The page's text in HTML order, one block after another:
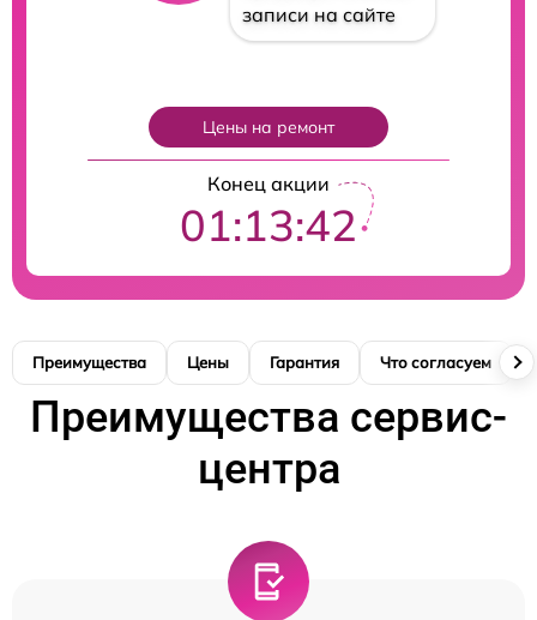
записи на сайте
Цены на ремонт
Конец акции
01:13:41
Преимущества Цены Гарантия Что согласуем
Преимущества сервис-
центра